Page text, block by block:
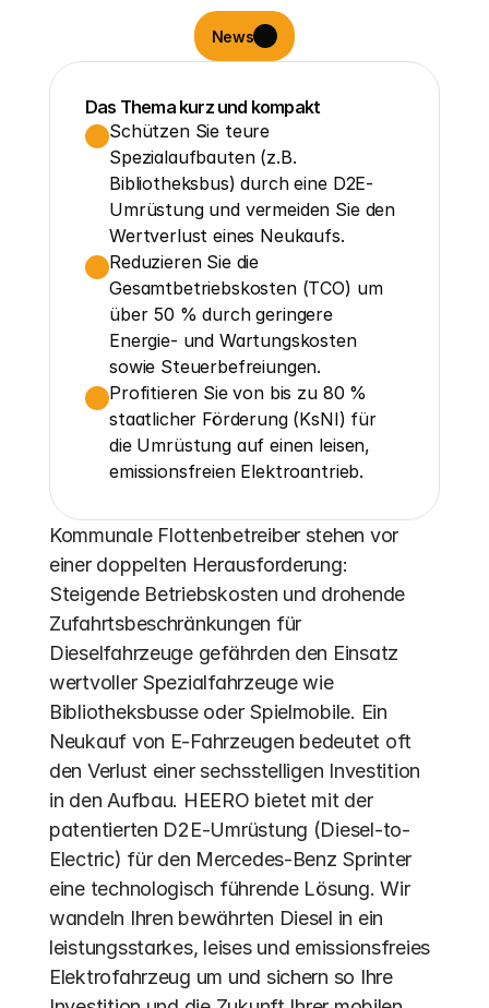
News
Das Thema kurz und kompakt
Schützen Sie teure
Spezialaufbauten (z.B.
Bibliotheksbus) durch eine D2E-
Umrüstung und vermeiden Sie den
Wertverlust eines Neukaufs.
Reduzieren Sie die
Gesamtbetriebskosten (TCO) um
über 50 % durch geringere
Energie- und Wartungskosten
sowie Steuerbefreiungen.
Profitieren Sie von bis zu 80 %
staatlicher Förderung (KsNI) für
die Umrüstung auf einen leisen,
emissionsfreien Elektroantrieb.
Kommunale Flottenbetreiber stehen vor
einer doppelten Herausforderung:
Steigende Betriebskosten und drohende
Zufahrtsbeschränkungen für
Dieselfahrzeuge gefährden den Einsatz
wertvoller Spezialfahrzeuge wie
Bibliotheksbusse oder Spielmobile. Ein
Neukauf von E-Fahrzeugen bedeutet oft
den Verlust einer sechsstelligen Investition
in den Aufbau. HEERO bietet mit der
patentierten D2E-Umrüstung (Diesel-to-
Electric) für den Mercedes-Benz Sprinter
eine technologisch führende Lösung. Wir
wandeln Ihren bewährten Diesel in ein
leistungsstarkes, leises und emissionsfreies
Elektrofahrzeug um und sichern so Ihre